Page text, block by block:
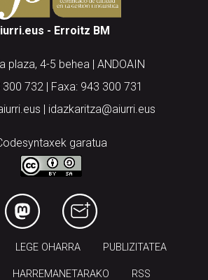
- Erroitz BM
plaza, 4-5 behea | ANDOAIN
300 732 | Faxa: 943 300 731
| idazkaritza@aiurri.eus
garatua
LEGE OHARRA PUBLIZITATEA
HARREMANETARAKO RSS